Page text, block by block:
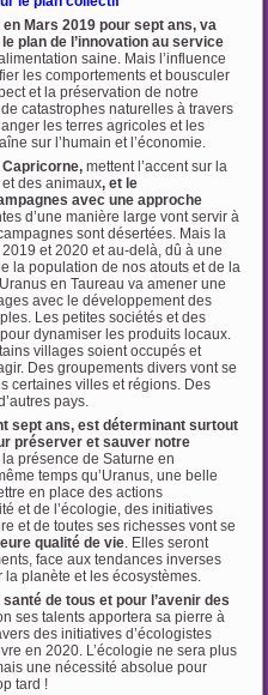
en Mars 2019 pour sept ans, va
plan de l’innovation au service
saine. Mais l’influence
les comportements et bousculer
et la préservation de notre
catastrophes naturelles à travers
les terres agricoles et les
sur l’humain et l’économie.
mettent l’accent sur la
des animaux, et le
avec une approche
d’une manière large vont servir à
sont désertées. Mais la
et 2020 et au-delà, dû à une
la population de nos atouts et de la
en Taureau va amener une
avec le développement des
Les petites sociétés et des
dynamiser les produits locaux.
villages soient occupés et
Des groupements divers vont se
certaines villes et régions. Des
pays.
sept ans, est déterminant surtout
préserver et sauver notre
présence de Saturne en
temps qu’Uranus, une belle
en place des actions
et de l’écologie, des initiatives
et de toutes ses richesses vont se
qualité de vie. Elles seront
face aux tendances inverses
la planète et les écosystèmes.
de tous et pour l’avenir des
ses talents apportera sa pierre à
des initiatives d’écologistes
en 2020. L’écologie ne sera plus
une nécessité absolue pour
tard !